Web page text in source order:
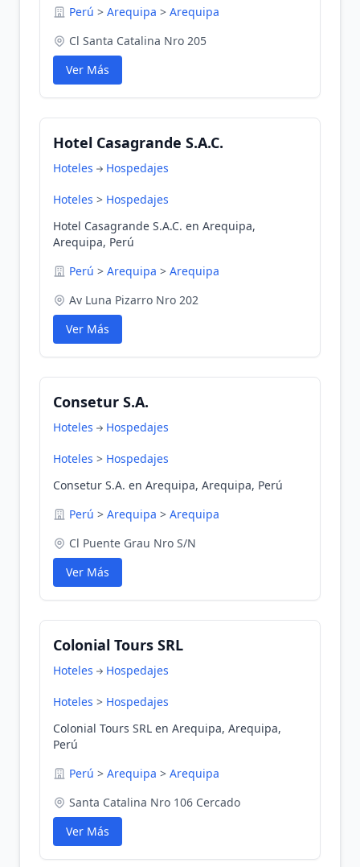
Perú > Arequipa > Arequipa
Cl Santa Catalina Nro 205
Ver Más
Hotel Casagrande S.A.C.
Hoteles Hospedajes
Hoteles > Hospedajes
Hotel Casagrande S.A.C. en Arequipa,
Arequipa, Perú
Perú > Arequipa > Arequipa
Av Luna Pizarro Nro 202
Ver Más
Consetur S.A.
Hoteles Hospedajes
Hoteles > Hospedajes
Consetur S.A. en Arequipa, Arequipa, Perú
Perú > Arequipa > Arequipa
Cl Puente Grau Nro S/N
Ver Más
Colonial Tours SRL
Hoteles Hospedajes
Hoteles > Hospedajes
Colonial Tours SRL en Arequipa, Arequipa,
Perú
Perú > Arequipa > Arequipa
Santa Catalina Nro 106 Cercado
Ver Más